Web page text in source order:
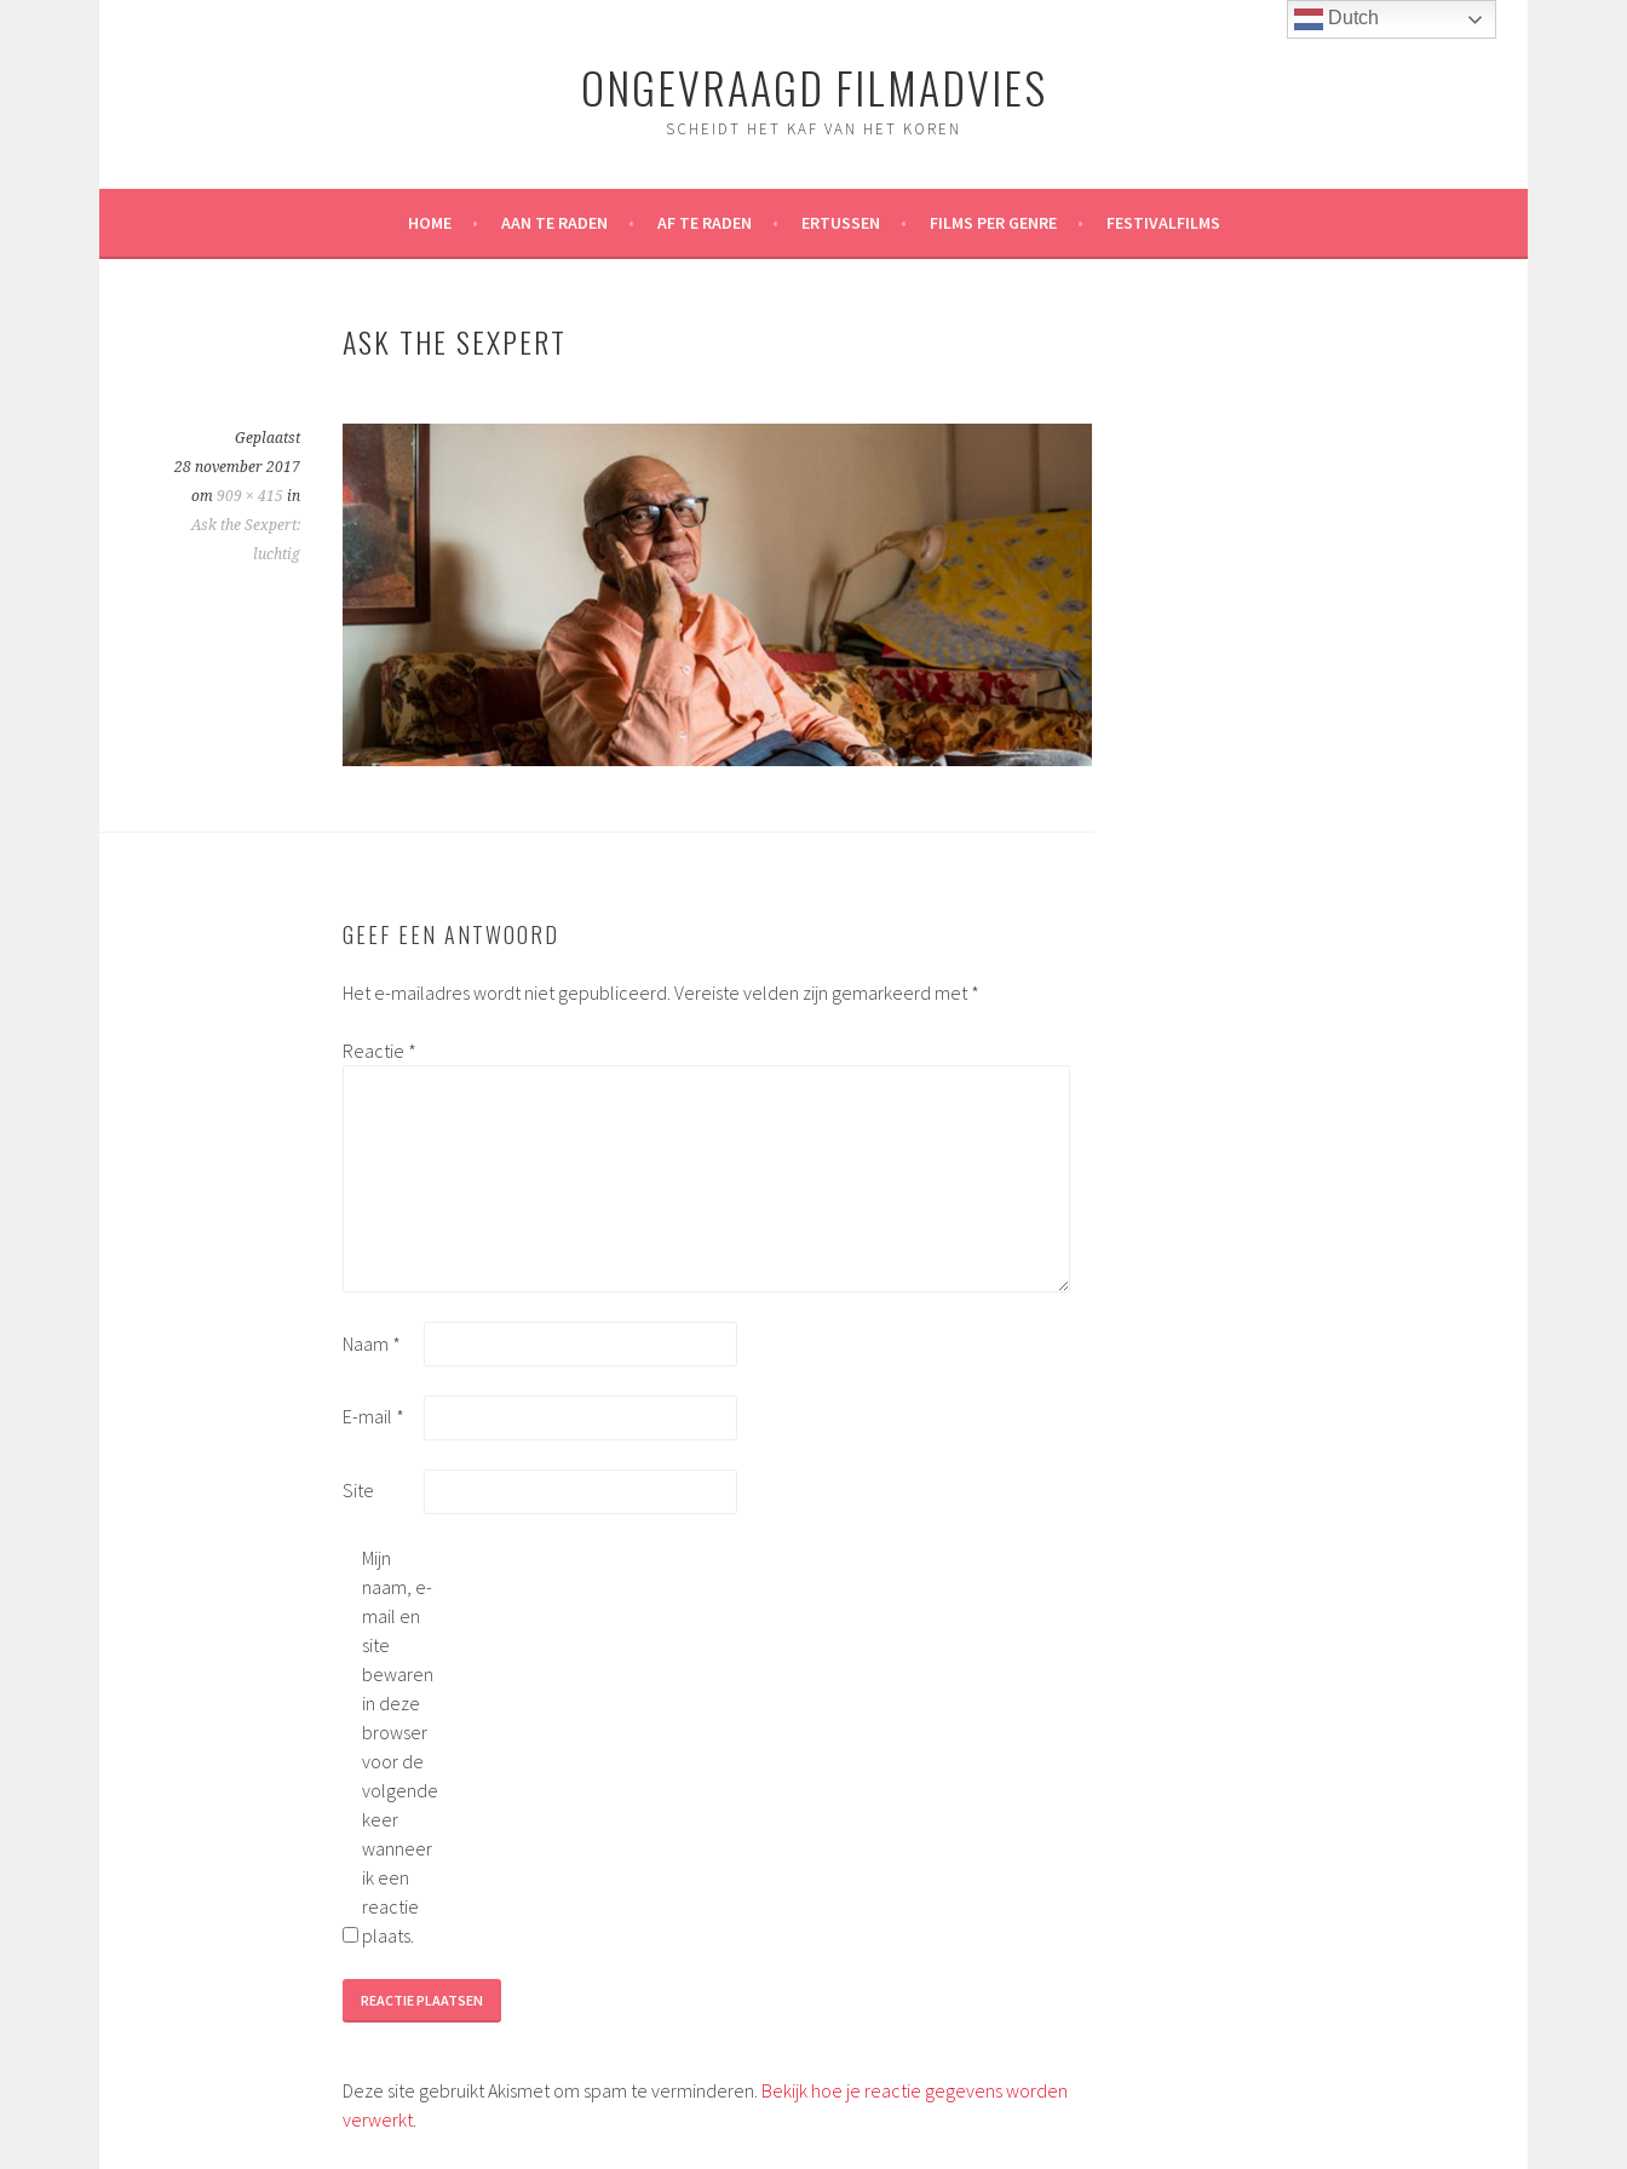
ONGEVRAAGD FILMADVIES
SCHEIDT HET KAF VAN HET KOREN
HOME AAN TE RADEN AF TE RADEN ERTUSSEN FILMS PER GENRE FESTIVALFILMS
ASK THE SEXPERT
Geplaatst
28 november 2017
om 909 × 415 in
Ask the Sexpert:
luchtig
GEEF EEN ANTWOORD
Het e-mailadres wordt niet gepubliceerd. Vereiste velden zijn gemarkeerd met *
Reactie *
Naam *
E-mail *
Site
Mijn
naam, e-
mail en
site
bewaren
in deze
browser
voor de
volgende
keer
wanneer
ik een
reactie
plaats.
Deze site gebruikt Akismet om spam te verminderen. Bekijk hoe je reactie gegevens worden
verwerkt
Dutch